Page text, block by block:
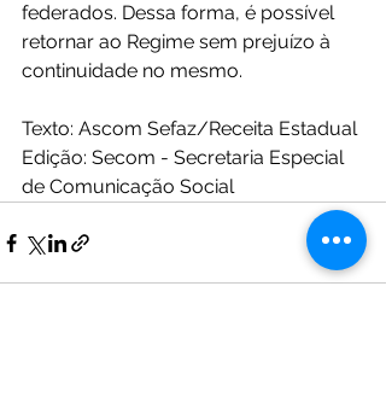
federados. Dessa forma, é possível
retornar ao Regime sem prejuízo à
continuidade no mesmo.
Texto: Ascom Sefaz/Receita Estadual
Edição: Secom - Secretaria Especial
de Comunicação Social